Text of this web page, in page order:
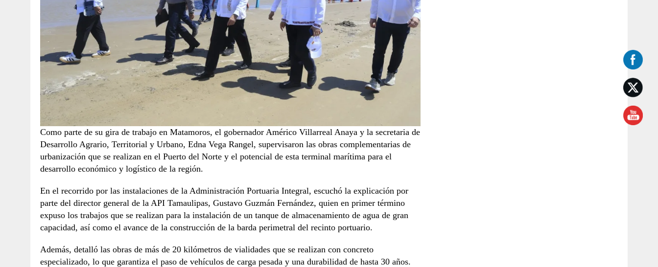
Como parte de su gira de trabajo en Matamoros, el gobernador Américo Villarreal Anaya y la secretaria de
Desarrollo Agrario, Territorial y Urbano, Edna Vega Rangel, supervisaron las obras complementarias de
urbanización que se realizan en el Puerto del Norte y el potencial de esta terminal marítima para el
desarrollo económico y logístico de la región.
En el recorrido por las instalaciones de la Administración Portuaria Integral, escuchó la explicación por
parte del director general de la API Tamaulipas, Gustavo Guzmán Fernández, quien en primer término
expuso los trabajos que se realizan para la instalación de un tanque de almacenamiento de agua de gran
capacidad, así como el avance de la construcción de la barda perimetral del recinto portuario.
Además, detalló las obras de más de 20 kilómetros de vialidades que se realizan con concreto
especializado, lo que garantiza el paso de vehículos de carga pesada y una durabilidad de hasta 30 años.